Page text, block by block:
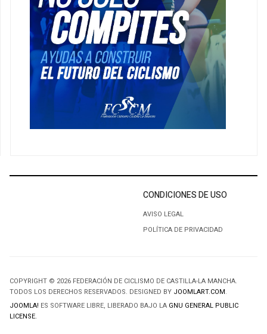
CONDICIONES DE USO
AVISO LEGAL
POLÍTICA DE PRIVACIDAD
COPYRIGHT © 2026 FEDERACIÓN DE CICLISMO DE CASTILLA-LA MANCHA.
TODOS LOS DERECHOS RESERVADOS. DESIGNED BY JOOMLART.COM.
JOOMLA! ES SOFTWARE LIBRE, LIBERADO BAJO LA GNU GENERAL PUBLIC
LICENSE.